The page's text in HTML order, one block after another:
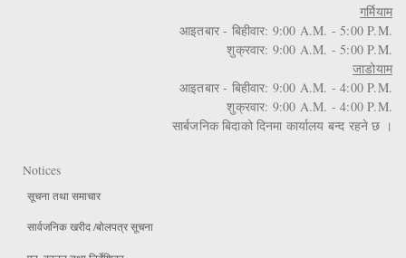
गर्मियाम
आइतबार - बिहीवार: 9:00 A.M. - 5:00 P.M.
शुक्रवार: 9:00 A.M. - 5:00 P.M.
जाडोयाम
आइतबार - बिहीवार: 9:00 A.M. - 4:00 P.M.
शुक्रवार: 9:00 A.M. - 4:00 P.M.
सार्बजनिक बिदाको दिनमा कार्यालय बन्द रहने छ ।
Notices
सूचना तथा समाचार
सार्वजनिक खरीद /बोलपत्र सूचना